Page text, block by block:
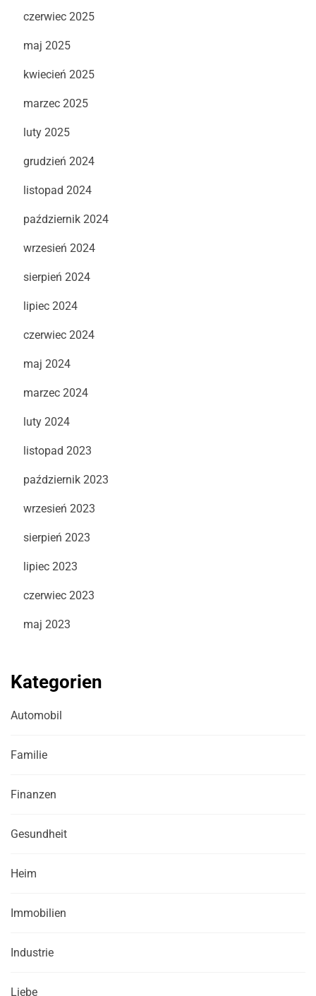
czerwiec 2025
maj 2025
kwiecień 2025
marzec 2025
luty 2025
grudzień 2024
listopad 2024
październik 2024
wrzesień 2024
sierpień 2024
lipiec 2024
czerwiec 2024
maj 2024
marzec 2024
luty 2024
listopad 2023
październik 2023
wrzesień 2023
sierpień 2023
lipiec 2023
czerwiec 2023
maj 2023
Kategorien
Automobil
Familie
Finanzen
Gesundheit
Heim
Immobilien
Industrie
Liebe